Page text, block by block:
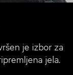
je izbor za
jela.